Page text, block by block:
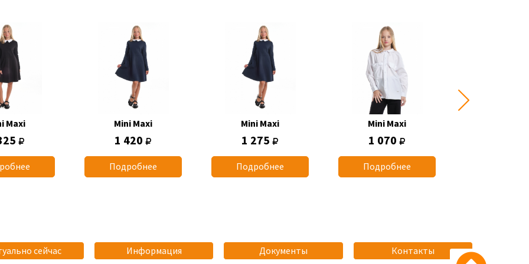
Maxi Mini Maxi
1 420
Подробнее
Mini Maxi
1 275
Подробнее
Mini Maxi
1 070
Подробнее
сейчас Информация Документы Контакты